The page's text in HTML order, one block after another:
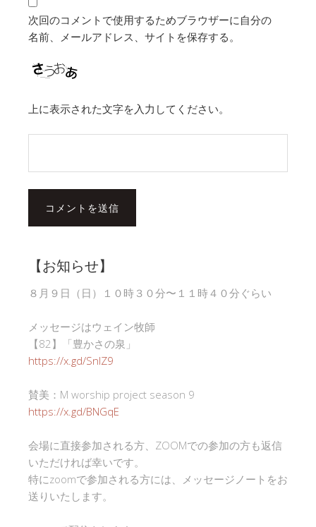
次回のコメントで使用するためブラウザーに自分の
名前、メールアドレス、サイトを保存する。
上に表示された文字を入力してください。
【お知らせ】
８月９日（日）１０時３０分〜１１時４０分ぐらい
メッセージはウェイン牧師
【82】「豊かさの泉」
https://x.gd/SnlZ9
賛美：M worship project season 9
https://x.gd/BNGqE
会場に直接参加される方、ZOOMでの参加の方も返信
いただければ幸いです。
特にzoomで参加される方には、メッセージノートをお
送りいたします。